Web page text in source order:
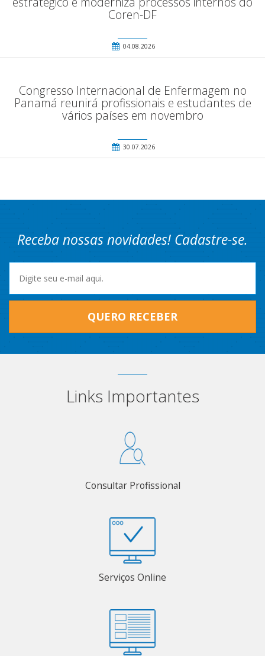
Coren-DF
04.08.2026
Congresso Internacional de Enfermagem no
Panamá reunirá profissionais e estudantes de
vários países em novembro
30.07.2026
Receba nossas novidades! Cadastre-se.
QUERO RECEBER
Links Importantes
Consultar Profissional
Serviços Online